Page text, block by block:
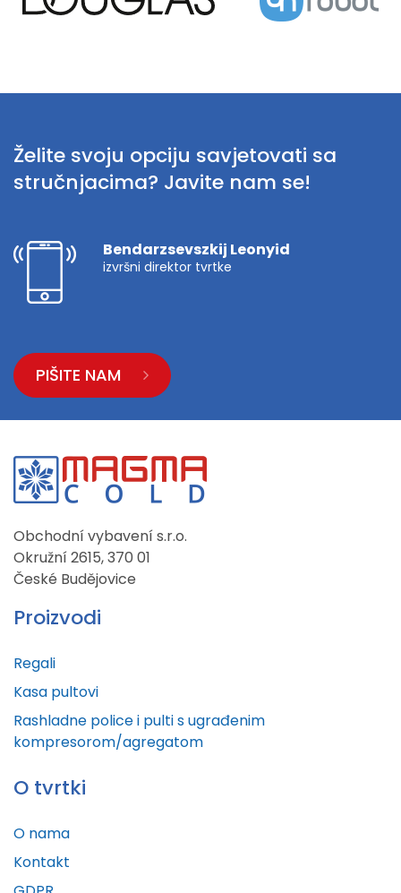
Želite svoju opciju savjetovati sa
stručnjacima? Javite nam se!
Bendarzsevszkij Leonyid
izvršni direktor tvrtke
PIŠITE NAM
Obchodní vybavení s.r.o.
Okružní 2615, 370 01
České Budějovice
Proizvodi
Regali
Kasa pultovi
Rashladne police i pulti s ugrađenim
kompresorom/agregatom
O tvrtki
O nama
Kontakt